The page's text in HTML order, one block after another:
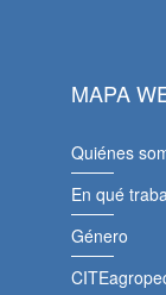
MAPA
Quiénes
En qué
Género